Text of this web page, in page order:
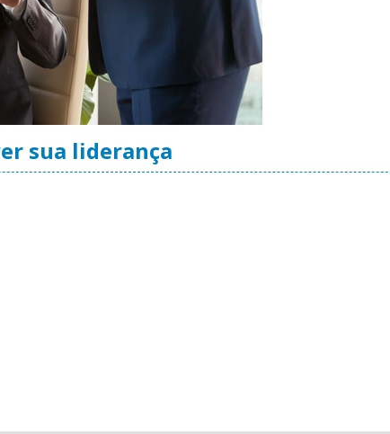
sua liderança